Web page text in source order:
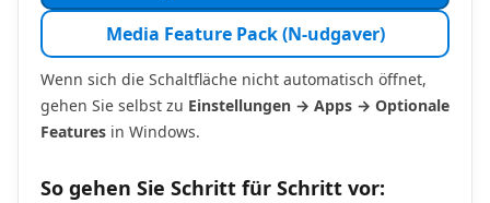
Media Feature Pack (N-udgaver)
Wenn sich die Schaltfläche nicht automatisch öffnet,
gehen Sie selbst zu Einstellungen → Apps → Optionale
Features in Windows.
So gehen Sie Schritt für Schritt vor: